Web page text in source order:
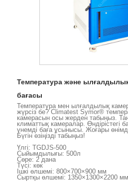
Температура және
бағасы
Температура мен ылғалдылық
жүрсіз бе? Climatest Symor®
камерасын осы жерден табыңыз.
климаттық камералар. Өндірістегі
үнемді баға ұсынысы. Жоғары
Бүгін өзіңізді табыңыз!
Үлгі: TGDJS-500
Сыйымдылығы: 500л
Сөре: 2 дана
Түсі: көк
Ішкі өлшемі: 800×700×900 мм
Сыртқы өлшемі: 1350×1300×2200 мм